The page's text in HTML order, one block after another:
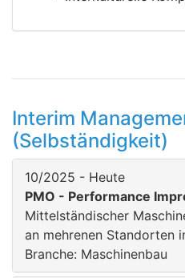
Interim
(Selbständigkeit)
10/2025 - Heute
PMO - Performance
Mittelständischer
an mehrenen Standorten
Branche: Maschinenbau